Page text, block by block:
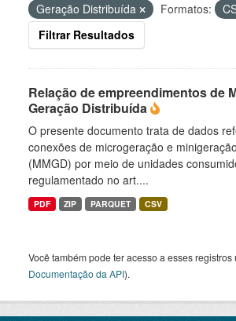
Geração Distribuída
Formatos:
Filtrar Resultados
Relação de empreendimentos de
Geração Distribuída
O presente documento trata de dados
conexões de microgeração e
(MMGD) por meio de unidades
regulamentado no art....
PDF ZIP PARQUET CSV
Você também pode ter acesso a esses registros
Documentação da API).